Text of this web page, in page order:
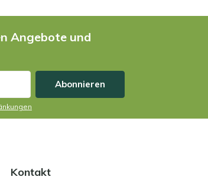
Angebote und
Abonnieren
Kontakt